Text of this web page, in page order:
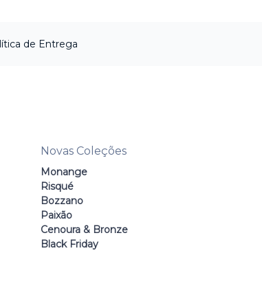
de Entrega
Novas Coleções
Monange
Risqué
Bozzano
Paixão
Cenoura & Bronze
Black Friday